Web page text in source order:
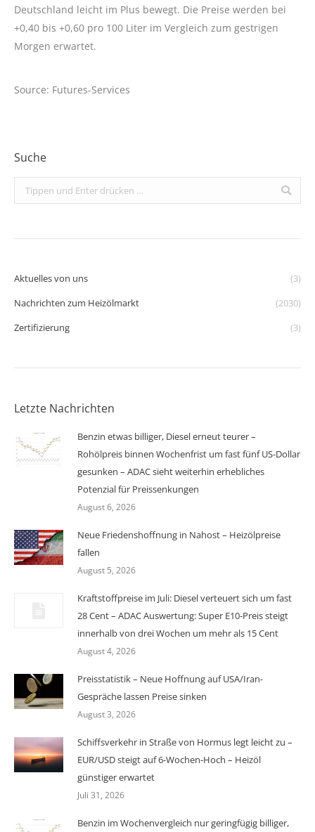
Deutschland leicht im Plus bewegt. Die Preise werden bei
+0,40 bis +0,60 pro 100 Liter im Vergleich zum gestrigen
Morgen erwartet.
Source: Futures-Services
Suche
Search:
Aktuelles von uns
(3)
Nachrichten zum Heizölmarkt
(2030)
Zertifizierung
(3)
Letzte Nachrichten
Benzin etwas billiger, Diesel erneut teurer –
Rohölpreis binnen Wochenfrist um fast fünf US-Dollar
gesunken – ADAC sieht weiterhin erhebliches
Potenzial für Preissenkungen
August 6, 2026
Neue Friedenshoffnung in Nahost – Heizölpreise
fallen
August 5, 2026
Kraftstoffpreise im Juli: Diesel verteuert sich um fast
28 Cent – ADAC Auswertung: Super E10-Preis steigt
innerhalb von drei Wochen um mehr als 15 Cent
August 4, 2026
Preisstatistik – Neue Hoffnung auf USA/Iran-
Gespräche lassen Preise sinken
August 3, 2026
Schiffsverkehr in Straße von Hormus legt leicht zu –
EUR/USD steigt auf 6-Wochen-Hoch – Heizöl
günstiger erwartet
Juli 31, 2026
Benzin im Wochenvergleich nur geringfügig billiger,